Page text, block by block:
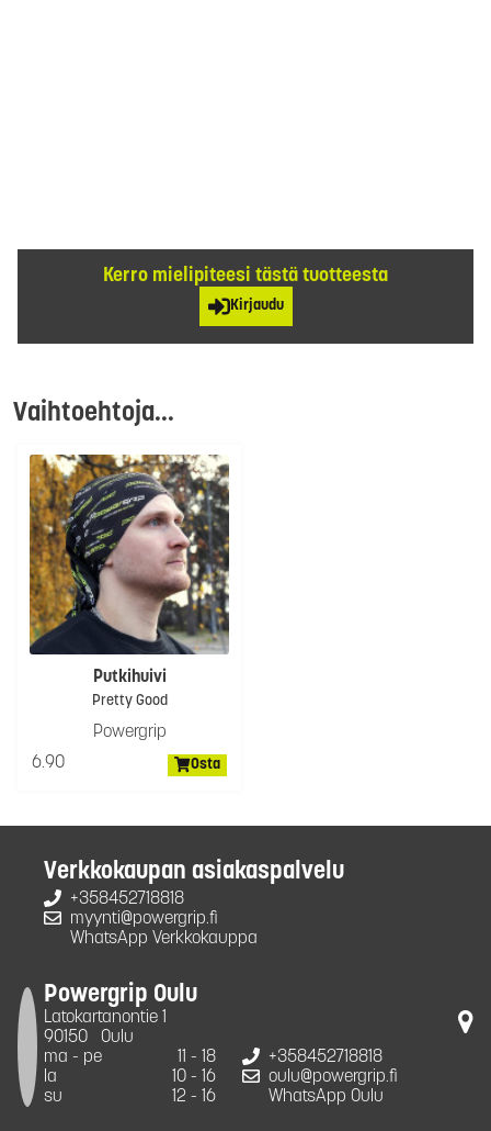
Kerro mielipiteesi tästä tuotteesta
Kirjaudu
Vaihtoehtoja...
Putkihuivi
Pretty Good
Powergrip
6.90
Osta
Verkkokaupan asiakaspalvelu
+358452718818
myynti@powergrip.fi
WhatsApp Verkkokauppa
Powergrip Oulu
Latokartanontie 1
90150
Oulu
ma - pe
11 - 18
la
10 - 16
su
12 - 16
+358452718818
oulu@powergrip.fi
WhatsApp Oulu